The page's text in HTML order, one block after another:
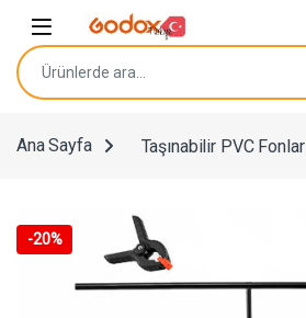
Ara:
Ana Sayfa Taşınabilir PVC Fonlar
-20%